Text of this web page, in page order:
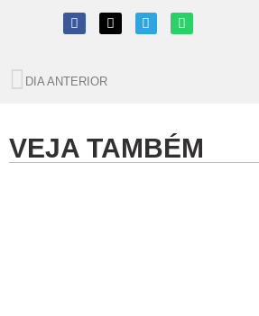
DIA ANTERIOR
VEJA TAMBÉM